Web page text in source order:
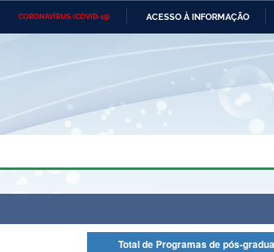
CORONAVÍRUS (COVID-19) ACESSO À INFORMAÇÃO
Ministério das Relações
Desenvolvimento
e
da União Banco Central do Brasil
Total de Programas de